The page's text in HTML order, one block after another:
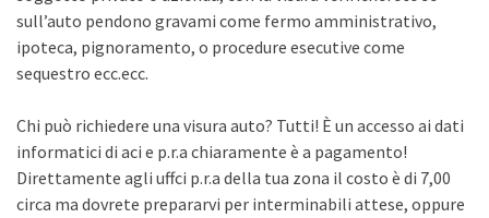
sull’auto pendono gravami come fermo amministrativo,
ipoteca, pignoramento, o procedure esecutive come
sequestro ecc.ecc.
Chi può richiedere una visura auto? Tutti! È un accesso ai dati
informatici di aci e p.r.a chiaramente è a pagamento!
Direttamente agli uffci p.r.a della tua zona il costo è di 7,00
circa ma dovrete prepararvi per interminabili attese, oppure